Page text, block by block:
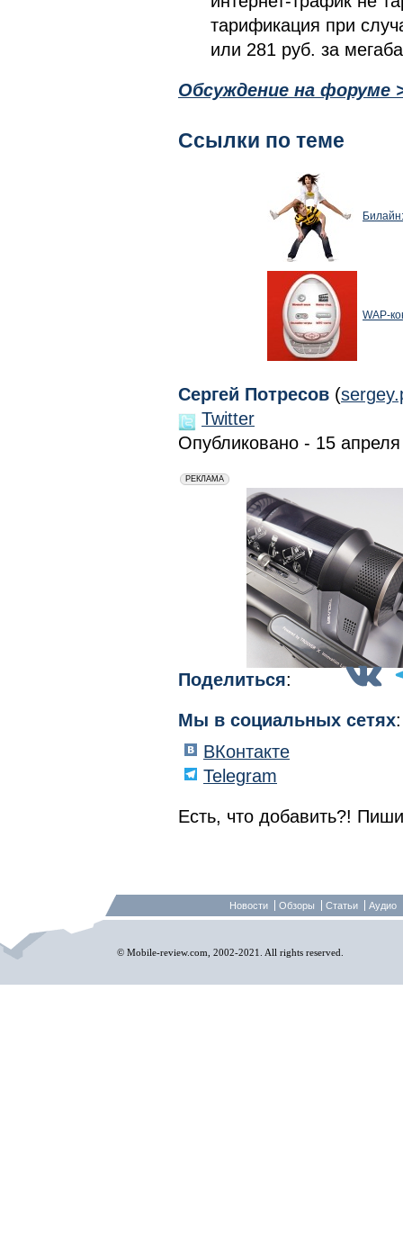
тарификация при
или 281 руб. за
Обсуждение на форуме
Ссылки по теме
WAP-
Сергей Потресов (
Twitter
Опубликовано - 15 апреля
erid: 2VfnxxmNzs5
РЕКЛАМА
Поделиться:
Мы в социальных сетях:
ВКонтакте
Telegram
Есть, что добавить?!
Новости Обзоры Статьи Аудио
© Mobile-review.com, 2002-2021. All rights reserved.